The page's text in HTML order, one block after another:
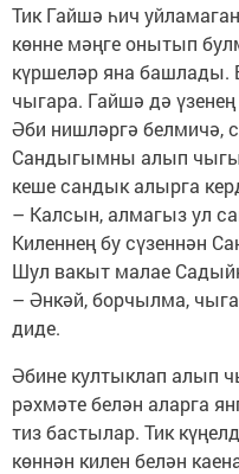
Тик Гайшә һич
көнне мәңге онытып
күршеләр яна башлады.
чыгара. Гайшә дә
Әби нишләргә белмичә,
Сандыгымны алып
кеше сандык алырга
– Калсын, алмагыз ул
Киленнең бу сүзеннән
Шул вакыт малае
– Әнкәй, борчылма,
диде.
Әбине култыклап алып
рәхмәте белән аларга
тиз бастылар. Тик
көннән килен белән